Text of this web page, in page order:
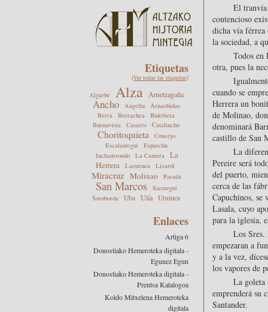
El tranvía
contencioso
dicha vía férrea
la sociedad, a
Todos en
otra, pues la
cuando se
Herrera un
de Molinao,
denominará
castillo de San
La
Pereire será
del puerto,
cerca de las
Capuchinos, se
Lasala, cuyo
para la iglesia,
Los Sres.
empezaran a
y a la vez,
los vapores de
La
emprenderá su
Santander.
Etiquetas
[Ver todas las etiquetas]
Algarbe Alza Ametzagaña
Ancho Angellu
Arnaobidao
Berra
Berrachea
Bidebieta
Buenavista
Casares Catalincho
Choritoquieta
Concejo
Escalantegui
Esparchu
Inchaurrondo
La Cantera
La
Herrera
Lazuenea Lizardi
Miracruz Molinao Parada
San Marcos
Sarategui
Soroborda
Uba Ulía Urumea
Enlaces
Artiga 6
Donostiako Hemeroteka digitala -
Egunez Egun
Donostiako Hemeroteka digitala -
Prentsa Katalogoa
Koldo Mitxelena Hemeroteka
digitala